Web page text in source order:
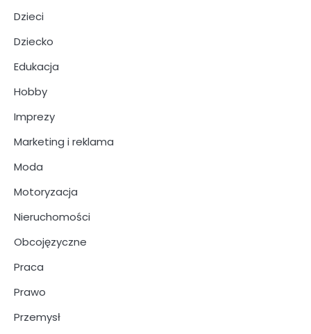
Dzieci
Dziecko
Edukacja
Hobby
Imprezy
Marketing i reklama
Moda
Motoryzacja
Nieruchomości
Obcojęzyczne
Praca
Prawo
Przemysł